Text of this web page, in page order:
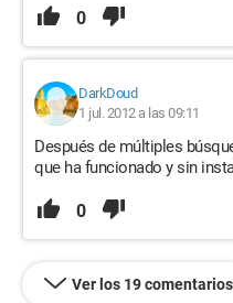
0
DarkDoud
1 jul. 2012 a las 09:11
Después de múltiples
que ha funcionado y sin
0
Ver los 19 comentarios